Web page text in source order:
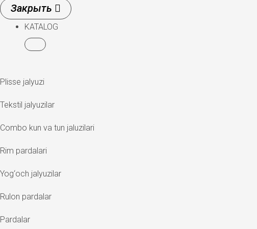
KATALOG
Plisse jalyuzi
Tekstil jalyuzilar
Combo kun va tun jaluzilari
Rim pardalari
Yog‘och jalyuzilar
Rulon pardalar
Pardalar